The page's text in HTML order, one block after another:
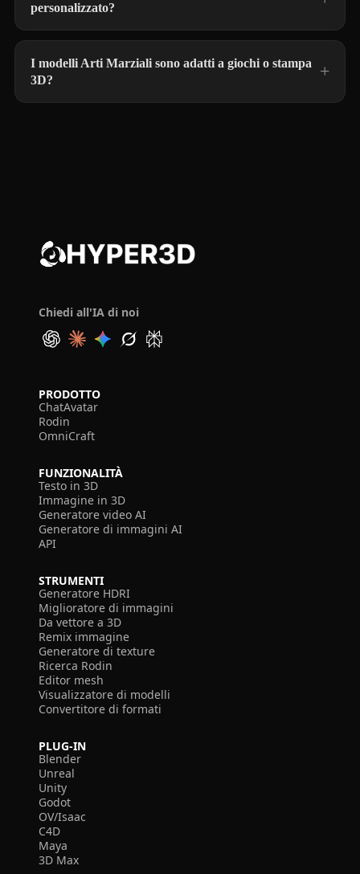
personalizzato?
I modelli Arti Marziali sono adatti a giochi o stampa
3D?
Chiedi all'IA di noi
PRODOTTO
ChatAvatar
Rodin
OmniCraft
FUNZIONALITÀ
Testo in 3D
Immagine in 3D
Generatore video AI
Generatore di immagini AI
API
STRUMENTI
Generatore HDRI
Miglioratore di immagini
Da vettore a 3D
Remix immagine
Generatore di texture
Ricerca Rodin
Editor mesh
Visualizzatore di modelli
Convertitore di formati
PLUG-IN
Blender
Unreal
Unity
Godot
OV/Isaac
C4D
Maya
3D Max